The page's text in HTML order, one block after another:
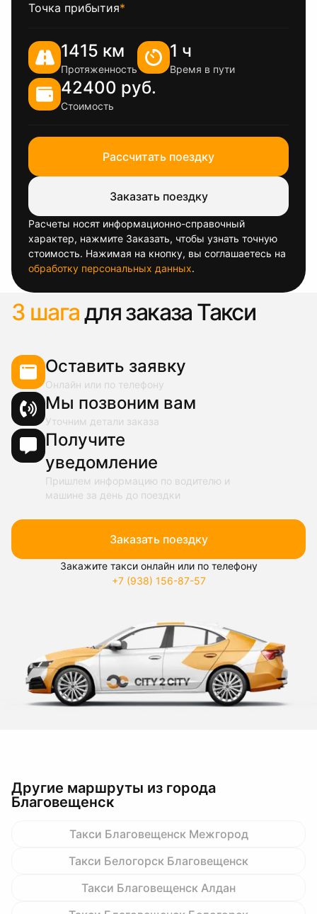
Точка прибытия*
1415 км
Протяженность
1 ч
Время в пути
42400 руб.
Стоимость
Рассчитать поездку
Заказать поездку
Расчеты носят информационно-справочный
характер, нажмите Заказать, чтобы узнать точную
стоимость. Нажимая на кнопку, вы соглашаетесь на
обработку персональных данных.
3 шагадля заказа Такси
Оставить заявку
Онлайн или по телефону
Мы позвоним вам
Уточним детали заказа
Получите
уведомление
Пришлем информацию по водителю и
машине за день до поездки
Заказать поездку
Закажите такси онлайн или по телефону
+7 (938) 156-87-57
Другие маршруты из города
Благовещенск
Такси Благовещенск Межгород
Такси Белогорск Благовещенск
Такси Благовещенск Алдан